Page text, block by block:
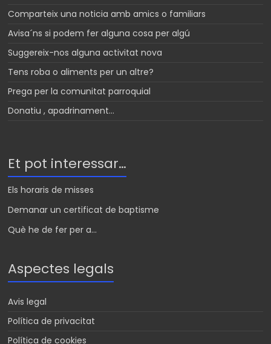
Comparteix una noticia amb amics o familiars
Avisa´ns si podem fer alguna cosa per algú
Suggereix-nos alguna activitat nova
Tens roba o aliments per un altre?
Prega per la comunitat parroquial
Donatiu , apadrinament…
Et pot interessar…
Els horaris de misses
Demanar un certificat de baptisme
Què he de fer per a...
Aspectes legals
Avis legal
Política de privacitat
Política de cookies